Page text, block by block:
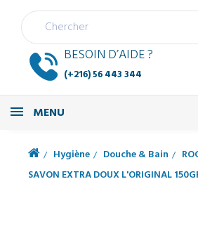
BESOIN D’AIDE ?
(+216) 56 443 344
MENU
Hygiène Douche & Bain
SAVON EXTRA DOUX L'ORIGINAL